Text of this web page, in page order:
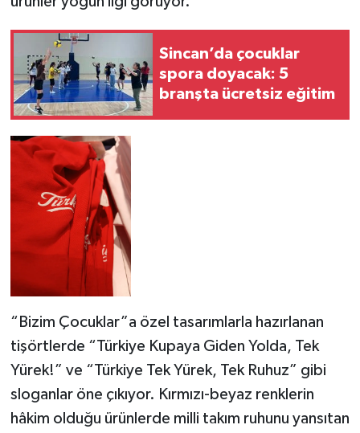
Sincan’da çocuklar
spora doyacak: 5
branşta ücretsiz eğitim
“Bizim Çocuklar”a özel tasarımlarla hazırlanan
tişörtlerde “Türkiye Kupaya Giden Yolda, Tek
Yürek!” ve “Türkiye Tek Yürek, Tek Ruhuz” gibi
sloganlar öne çıkıyor. Kırmızı-beyaz renklerin
hâkim olduğu ürünlerde milli takım ruhunu yansıtan